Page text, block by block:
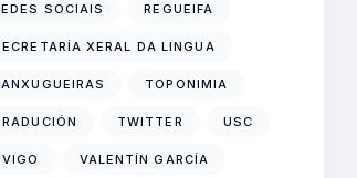
SOCIAIS REGUEIFA
XERAL DA LINGUA
TOPONIMIA
TWITTER USC
VALENTÍN GARCÍA